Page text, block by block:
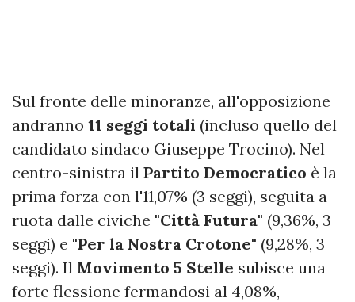
Sul fronte delle minoranze, all'opposizione
andranno 11 seggi totali (incluso quello del
candidato sindaco Giuseppe Trocino). Nel
centro-sinistra il Partito Democratico è la
prima forza con l'11,07% (3 seggi), seguita a
ruota dalle civiche "Città Futura" (9,36%, 3
seggi) e "Per la Nostra Crotone" (9,28%, 3
seggi). Il Movimento 5 Stelle subisce una
forte flessione fermandosi al 4,08%,